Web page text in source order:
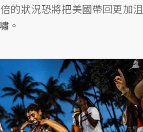
的狀況恐將把美國帶回更加沮
。